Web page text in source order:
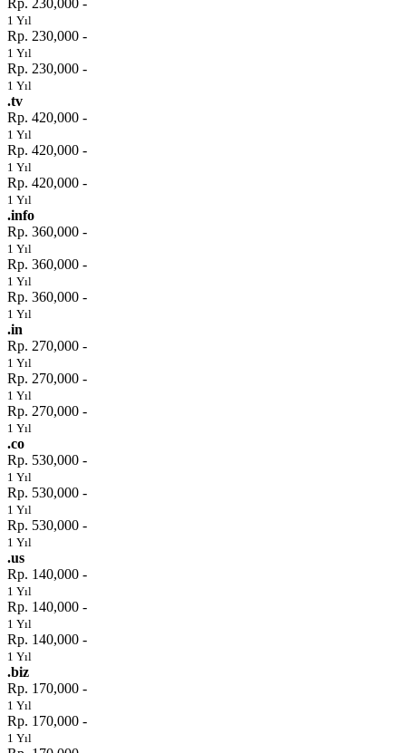
Rp. 230,000 -
1 Yıl
Rp. 230,000 -
1 Yıl
Rp. 230,000 -
1 Yıl
.tv
Rp. 420,000 -
1 Yıl
Rp. 420,000 -
1 Yıl
Rp. 420,000 -
1 Yıl
.info
Rp. 360,000 -
1 Yıl
Rp. 360,000 -
1 Yıl
Rp. 360,000 -
1 Yıl
.in
Rp. 270,000 -
1 Yıl
Rp. 270,000 -
1 Yıl
Rp. 270,000 -
1 Yıl
.co
Rp. 530,000 -
1 Yıl
Rp. 530,000 -
1 Yıl
Rp. 530,000 -
1 Yıl
.us
Rp. 140,000 -
1 Yıl
Rp. 140,000 -
1 Yıl
Rp. 140,000 -
1 Yıl
.biz
Rp. 170,000 -
1 Yıl
Rp. 170,000 -
1 Yıl